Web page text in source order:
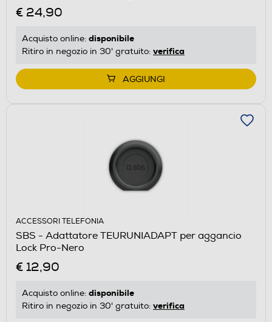
€ 24,90
Acquisto online: disponibile
Ritiro in negozio in 30' gratuito: verifica
AGGIUNGI
ACCESSORI TELEFONIA
SBS - Adattatore TEURUNIADAPT per aggancio
Lock Pro-Nero
€ 12,90
Acquisto online: disponibile
Ritiro in negozio in 30' gratuito: verifica